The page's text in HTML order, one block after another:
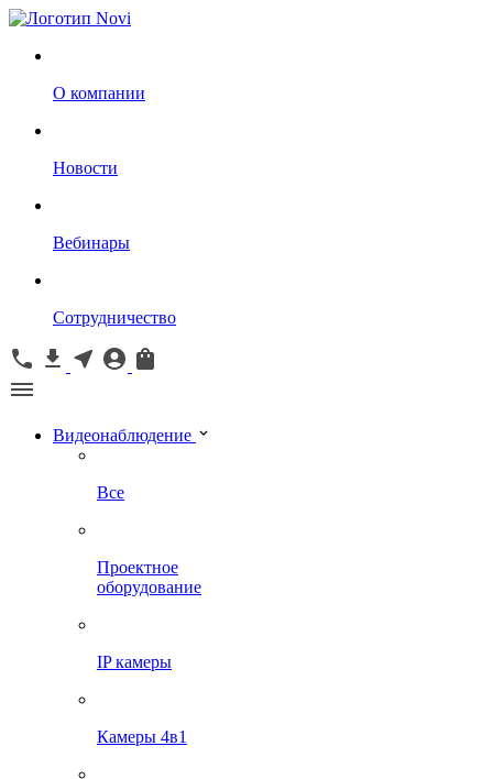
О компании
Новости
Вебинары
Сотрудничество
Видеонаблюдение
Все
Проектное
оборудование
IP камеры
Камеры 4в1